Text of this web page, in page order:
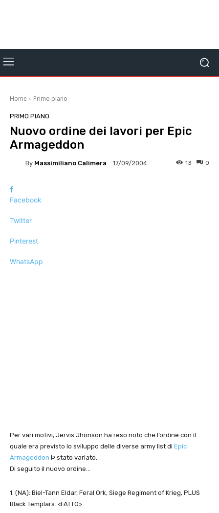
Home Primo piano
PRIMO PIANO
Nuovo ordine dei lavori per Epic
Armageddon
By Massimiliano Calimera 17/09/2004 0
13
Facebook
Twitter
Pinterest
WhatsApp
Per vari motivi, Jervis Jhonson ha reso noto che l’ordine con il
quale era previsto lo sviluppo delle diverse army list di Epic
Armageddon Þ stato variato.
Di seguito il nuovo ordine…
1. (NA): Biel-Tann Eldar, Feral Ork, Siege Regiment of Krieg, PLUS
Black Templars. <FATTO>